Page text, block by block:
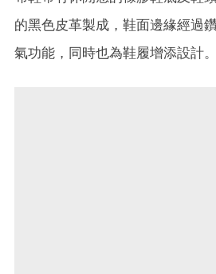
的黑色皮革製成，鞋面邊緣經過
氣功能，同時也為鞋履增添設計。